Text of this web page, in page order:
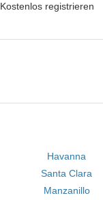
Kostenlos registrieren
Havanna
Santa Clara
Manzanillo